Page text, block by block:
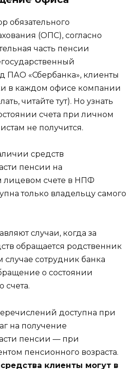
обязательного
(ОПС), согласно
часть пенсии
ПАО «Сбербанка», клиенты
в каждом офисе компании
читайте тут). Но узнать
счета при личном
не получится.
средств
пенсии на
счете в НПФ
только владельцу самого
случаи, когда за
обращается родственник
случае сотрудник банка
о состоянии
счета.
доступна при
на получение
пенсии — при
пенсионного возраста.
клиенты могут в